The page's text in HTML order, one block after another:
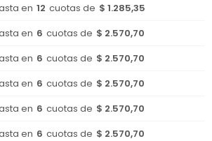
en 12 cuotas de $ 1.285,35
en 6 cuotas de $ 2.570,70
en 6 cuotas de $ 2.570,70
en 6 cuotas de $ 2.570,70
en 6 cuotas de $ 2.570,70
en 6 cuotas de $ 2.570,70